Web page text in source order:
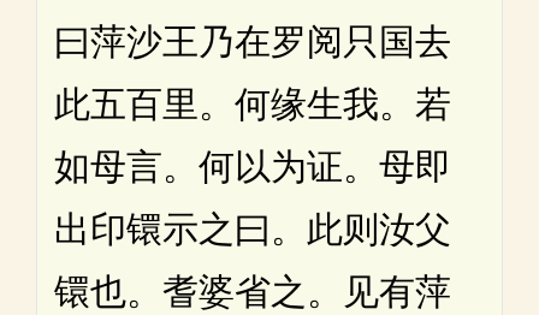
曰萍沙王乃在罗阅只国去
此五百里。何缘生我。若
如母言。何以为证。母即
出印镮示之曰。此则汝父
镮也。耆婆省之。见有萍